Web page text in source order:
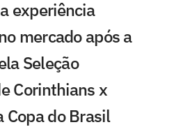
experiência
mercado após a
Seleção
Corinthians x
do Brasil